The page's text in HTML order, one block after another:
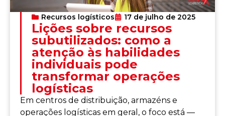
Recursos logísticos 17 de julho de 2025
Lições sobre recursos
subutilizados: como a
atenção às habilidades
individuais pode
transformar operações
logísticas
Em centros de distribuição, armazéns e
operações logísticas em geral, o foco está —